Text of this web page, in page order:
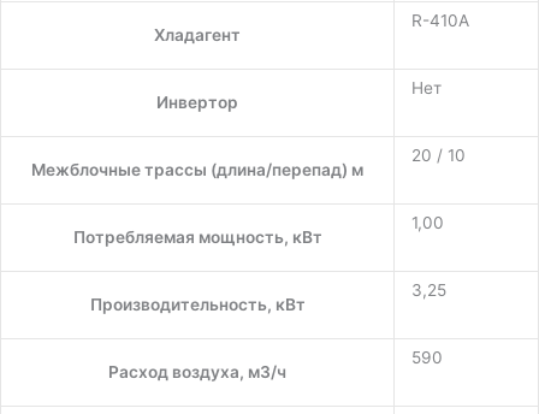
Хладагент
R-410A
Инвертор
Нет
Межблочные трассы (длина/перепад) м
20 / 10
Потребляемая мощность, кВт
1,00
Производительность, кВт
3,25
Расход воздуха, м3/ч
590